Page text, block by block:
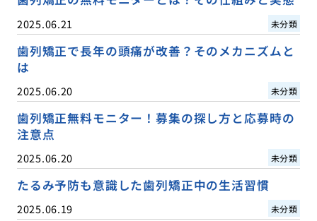
2025.06.21 未分類
歯列矯正で長年の頭痛が改善？そのメカニズムと
は
2025.06.20 未分類
歯列矯正無料モニター！募集の探し方と応募時の
注意点
2025.06.20 未分類
たるみ予防も意識した歯列矯正中の生活習慣
2025.06.19 未分類